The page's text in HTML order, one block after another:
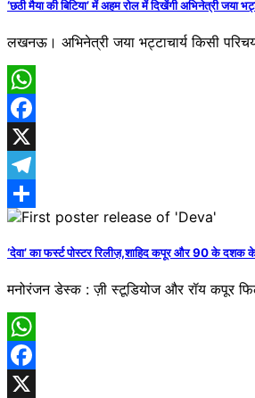
‘छठी मैया की बिटिया’ में अहम रोल में दिखेंगी अभिनेत्री जया
लखनऊ। अभिनेत्री जया भट्टाचार्य किसी
WhatsApp
Facebook
X
Telegram
Share
‘देवा’ का फर्स्ट पोस्टर रिलीज़,शाहिद कपूर और 90 के दशक
मनोरंजन डेस्क : ज़ी स्टूडियोज और रॉय कपूर
WhatsApp
Facebook